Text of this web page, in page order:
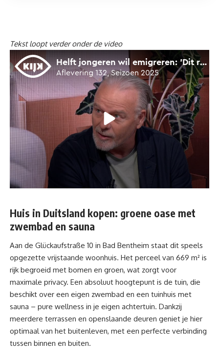
Tekst loopt verder onder de video
Huis in Duitsland kopen: groene oase met
zwembad en sauna
Aan de Glückaufstraße 10 in Bad Bentheim staat dit speels
opgezette vrijstaande woonhuis. Het perceel van 669 m² is
rijk begroeid met bomen en groen, wat zorgt voor
maximale privacy. Een absoluut hoogtepunt is de tuin, die
beschikt over een eigen zwembad en een tuinhuis met
sauna – pure wellness in je eigen achtertuin. Dankzij
meerdere terrassen en openslaande deuren geniet je hier
optimaal van het buitenleven, met een perfecte verbinding
tussen binnen en buiten.